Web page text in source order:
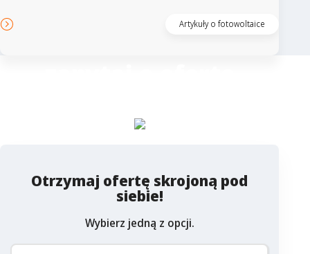
Artykuły o fotowoltaice
Otrzymaj ofertę skrojoną pod
siebie!
Wybierz jedną z opcji.